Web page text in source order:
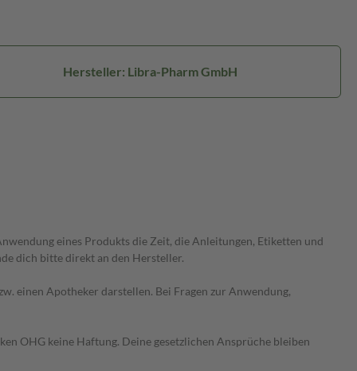
Hersteller: Libra-Pharm GmbH
eines Produkts die Zeit, die Anleitungen, Etiketten und
dich bitte direkt an den Hersteller.
einen Apotheker darstellen. Bei Fragen zur Anwendung,
OHG keine Haftung. Deine gesetzlichen Ansprüche bleiben